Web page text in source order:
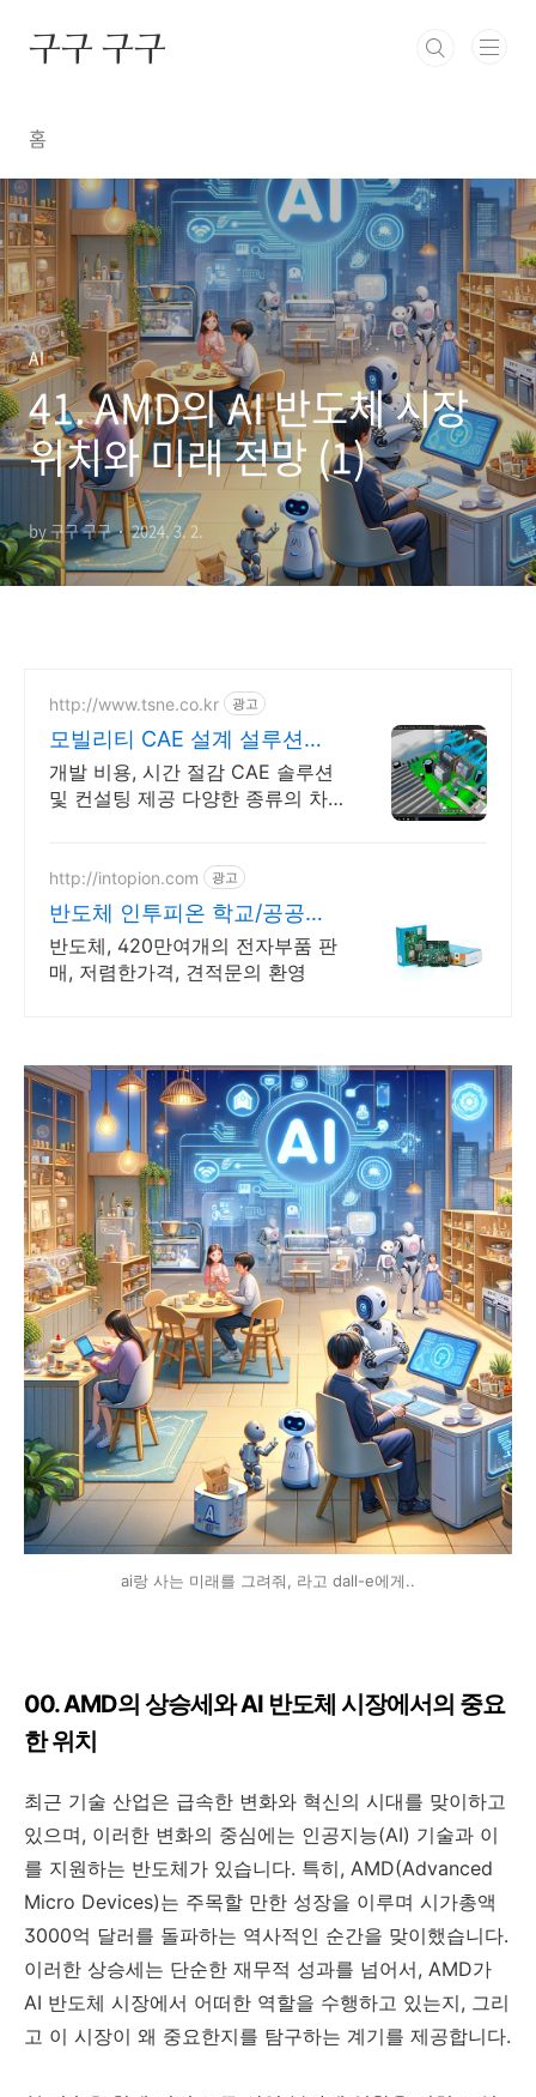
구구 구구
홈
AI
41. AMD의 AI 반도체 시장
위치와 미래 전망 (1)
by 구구 구구 2024. 3. 2.
http://www.tsne.co.kr 광고
모빌리티 CAE 설계 설루션
CAE전문기업태성에스엔이
개발 비용, 시간 절감 CAE 솔루션
및 컨설팅 제공 다양한 종류의 차
이
http://intopion.com 광고
반도체 인투피온 학교/공공기
관 후불구매환영
반도체, 420만여개의 전자부품 판
매, 저렴한가격, 견적문의 환영
ai랑 사는 미래를 그려줘, 라고 dall-e에게..
00. AMD의 상승세와 AI 반도체 시장에서의 중요
한 위치
최근 기술 산업은 급속한 변화와 혁신의 시대를 맞이하고
있으며, 이러한 변화의 중심에는 인공지능(AI) 기술과 이
를 지원하는 반도체가 있습니다. 특히, AMD(Advanced
Micro Devices)는 주목할 만한 성장을 이루며 시가총액
3000억 달러를 돌파하는 역사적인 순간을 맞이했습니다.
이러한 상승세는 단순한 재무적 성과를 넘어서, AMD가
AI 반도체 시장에서 어떠한 역할을 수행하고 있는지, 그리
고 이 시장이 왜 중요한지를 탐구하는 계기를 제공합니다.